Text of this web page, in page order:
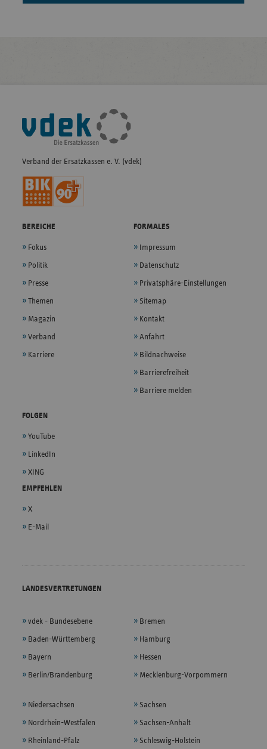
Fußleisten-
Navigation
Verband der Ersatzkassen e. V. (vdek)
BEREICHE
Fokus
Politik
Presse
Themen
Magazin
Verband
Karriere
FORMALES
Impressum
Datenschutz
Privatsphäre-Einstellungen
Sitemap
Kontakt
Anfahrt
Bildnachweise
Barrierefreiheit
Barriere melden
FOLGEN
YouTube
LinkedIn
XING
EMPFEHLEN
X
E-Mail
LANDESVERTRETUNGEN
vdek - Bundesebene
Baden-Württemberg
Bayern
Berlin/Brandenburg
Bremen
Hamburg
Hessen
Mecklenburg-Vorpommern
Niedersachsen
Nordrhein-Westfalen
Rheinland-Pfalz
Sachsen
Sachsen-Anhalt
Schleswig-Holstein